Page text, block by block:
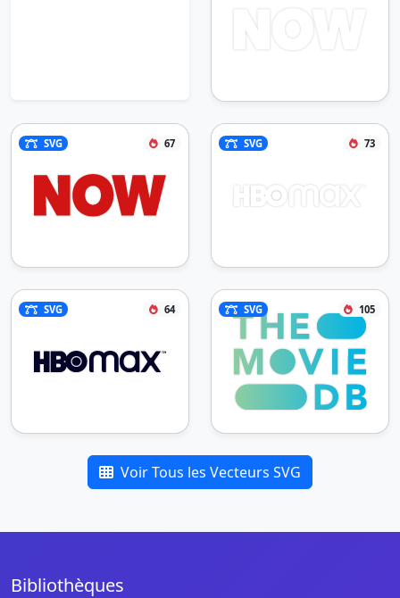
SVG 67 SVG 73
SVG 64 SVG 105
Voir Tous les Vecteurs SVG
Bibliothèques